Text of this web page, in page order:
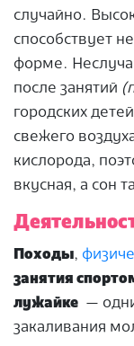
случайно.
способствует
форме.
после занятий
городских
свежего
кислорода,
вкусная, а сон
Походы,
занятия
лужайке —
закаливания